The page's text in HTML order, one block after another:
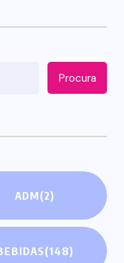
Procura
ADM(2)
(148)